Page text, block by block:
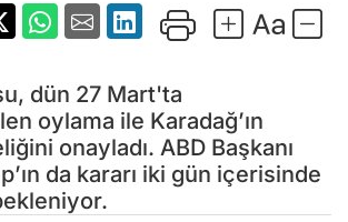
dün 27 Mart'ta
oylama ile Karadağ’ın
onayladı. ABD Başkanı
da kararı iki gün içerisinde